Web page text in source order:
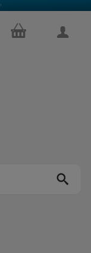
PANIER